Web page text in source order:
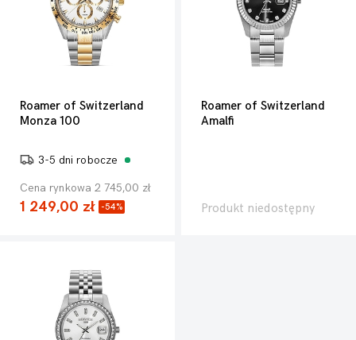
Roamer of Switzerland
Monza 100
3-5 dni robocze
Cena rynkowa 2 745,00 zł
1 249,00 zł -54%
Roamer of Switzerland
Amalfi
Produkt niedostępny